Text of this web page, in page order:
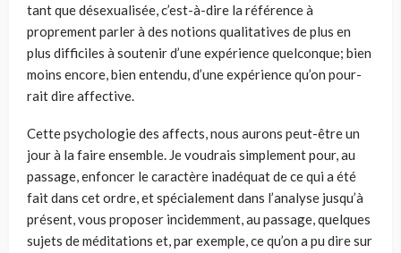
tant que désexua­lisée, c’est-à-dire la référence à
proprement parler à des notions qualitatives de plus en
plus difficiles à soutenir d’une expérience quel­conque; bien
moins encore, bien entendu, d’une expérience qu’on pour­
rait dire affective.
Cette psychologie des affects, nous aurons peut-être un
jour à la faire ensemble. Je voudrais simplement pour, au
passage, enfoncer le caractère inadéquat de ce qui a été
fait dans cet ordre, et spécialement dans l’analyse jusqu’à
présent, vous proposer incidemment, au passage, quelques
sujets de méditations et, par exemple, ce qu’on a pu dire sur